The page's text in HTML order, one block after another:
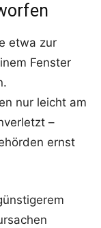
etwa zur
Fenster
nur leicht am
–
ernst